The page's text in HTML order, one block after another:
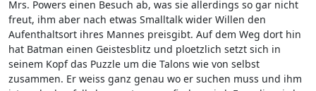
Mrs. Powers einen Besuch ab, was sie allerdings so gar nicht
freut, ihm aber nach etwas Smalltalk wider Willen den
Aufenthaltsort ihres Mannes preisgibt. Auf dem Weg dort hin
hat Batman einen Geistesblitz und ploetzlich setzt sich in
seinem Kopf das Puzzle um die Talons wie von selbst
zusammen. Er weiss ganz genau wo er suchen muss und ihm